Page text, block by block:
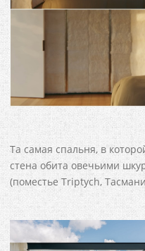
Та самая спальня, в
стена обита овечьими
(поместье Triptych,